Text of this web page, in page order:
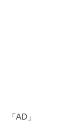
「AD」